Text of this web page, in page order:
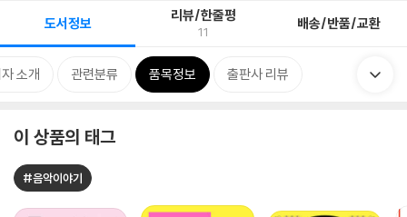
도서정보 리뷰/한줄평
11 배송/반품/교환
소개 관련분류 품목정보 출판사 리뷰
이 상품의 태그
#음악이야기